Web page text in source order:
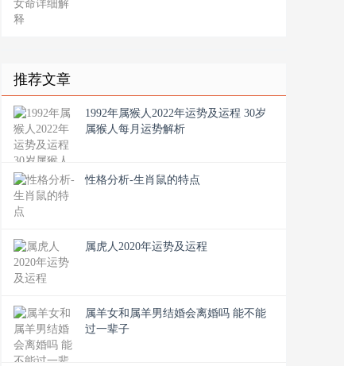
推荐文章
1992年属猴人2022年运势及运程 30岁
属猴人每月运势解析
性格分析-生肖鼠的特点
属虎人2020年运势及运程
属羊女和属羊男结婚会离婚吗 能不能
过一辈子